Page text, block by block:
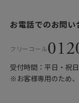
お電話でのお問い
フリーコール
受付時間：平日・祝
※お客様専用のため